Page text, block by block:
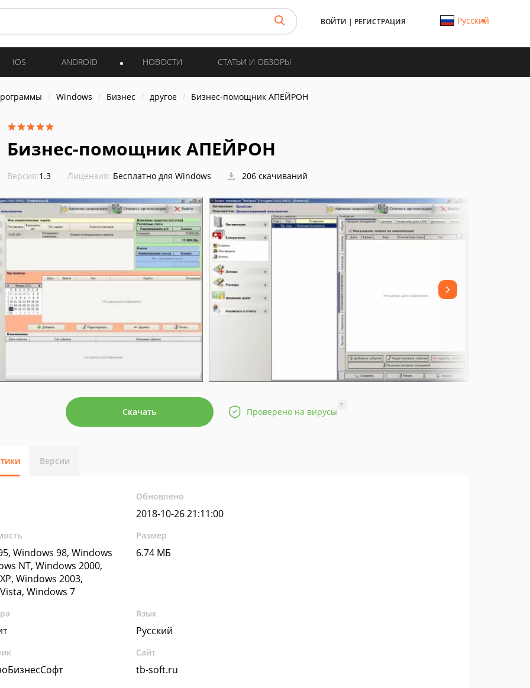
ВОЙТИ | РЕГИСТРАЦИЯ Русский
IOS ANDROID НОВОСТИ СТАТЬИ И ОБЗОРЫ
Windows Бизнес другое Бизнес-помощник АПЕЙРОН
Бизнес-помощник АПЕЙРОН
Версия:1.3 Лицензия: Бесплатно для Windows 206 скачиваний
Скачать Проверено на вирусы
?
Версии
Обновлено
2018-10-26 21:11:00
Windows 98, Windows
NT, Windows 2000,
Windows 2003,
Windows 7
Размер
6.74 МБ
Язык
Русский
Сайт
tb-soft.ru